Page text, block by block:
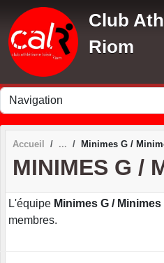
Club
Riom
Accueil Minimes G /
MINIMES G /
L'équipe Minimes G / Minimes
membres.
Panneau de gestion des cookies